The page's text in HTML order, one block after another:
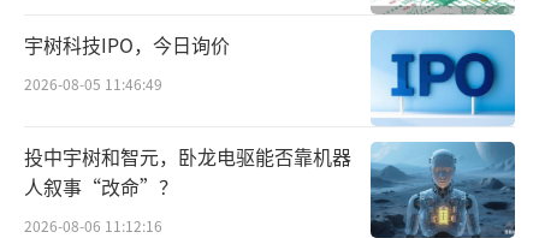
0后，还没有进入养老阶段。”
作为初老人群，60后与70后的人生路径是
从改革开放到加入WTO，从城市化浪潮到房地
产腾飞，人生的每一步节点都见证了蓬勃向上
的力量。
宇树科技IPO，今日询价
2026-08-05 11:46:49
投中宇树和智元，卧龙电驱能否靠机器
人叙事“改命”？
2026-08-06 11:12:16